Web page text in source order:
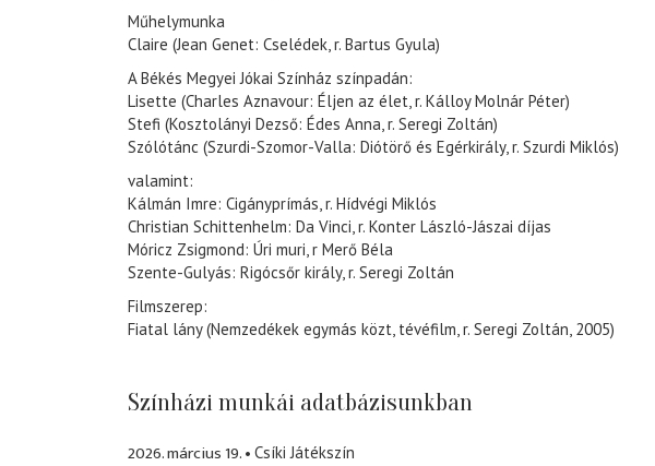
Műhelymunka
Claire (Jean Genet: Cselédek, r. Bartus Gyula)
A Békés Megyei Jókai Színház színpadán:
Lisette (Charles Aznavour: Éljen az élet, r. Kálloy Molnár Péter)
Stefi (Kosztolányi Dezső: Édes Anna, r. Seregi Zoltán)
Szólótánc (Szurdi-Szomor-Valla: Diótörő és Egérkirály, r. Szurdi Miklós)
valamint:
Kálmán Imre: Cigányprímás, r. Hídvégi Miklós
Christian Schittenhelm: Da Vinci, r. Konter László-Jászai díjas
Móricz Zsigmond: Úri muri, r Merő Béla
Szente-Gulyás: Rigócsőr király, r. Seregi Zoltán
Filmszerep:
Fiatal lány (Nemzedékek egymás közt, tévéfilm, r. Seregi Zoltán, 2005)
Színházi munkái adatbázisunkban
2026. március 19.
Csíki Játékszín